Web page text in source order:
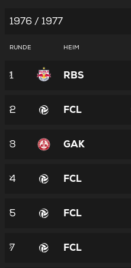
1976 / 1977
RUNDE HEIM
1 RBS
2 FCL
3 GAK
4 FCL
5 FCL
7 FCL